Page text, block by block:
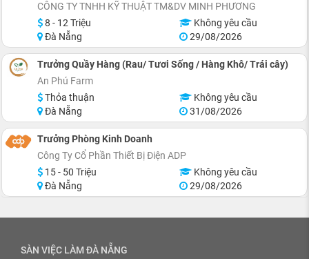
CÔNG TY TNHH KỸ THUẬT TM&DV MINH PHƯƠNG
8 - 12 Triệu
Không yêu cầu
Đà Nẵng
29/08/2026
Trưởng Quầy Hàng (Rau/ Tươi Sống / Hàng Khô/ Trái cây)
An Phú Farm
Thỏa thuận
Không yêu cầu
Đà Nẵng
31/08/2026
Trưởng Phòng Kinh Doanh
Công Ty Cổ Phần Thiết Bị Điện ADP
15 - 50 Triệu
Không yêu cầu
Đà Nẵng
29/08/2026
SÀN VIỆC LÀM ĐÀ NẴNG